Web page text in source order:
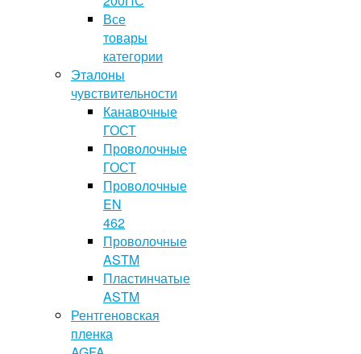
Все
товары
категории
Эталоны
чувствительности
Канавочные
ГОСТ
Проволочные
ГОСТ
Проволочные
EN
462
Проволочные
ASTM
Пластинчатые
ASTM
Рентгеновская
пленка